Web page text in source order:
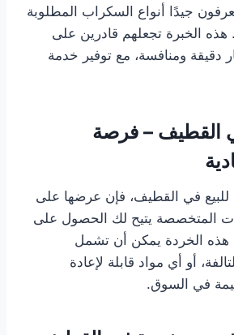
جيدًا أنواع السكراب المطلوبة
هذه الخبرة تجعلهم قادرين على
ومنافسة، مع توفير خدمة
القطيف – فرصة
للبيع في القطيف، فإن عرضها على
المتخصصة يتيح لك الحصول على
الخردة يمكن أن تشمل
أو أي مواد قابلة لإعادة
قيمة في السوق.